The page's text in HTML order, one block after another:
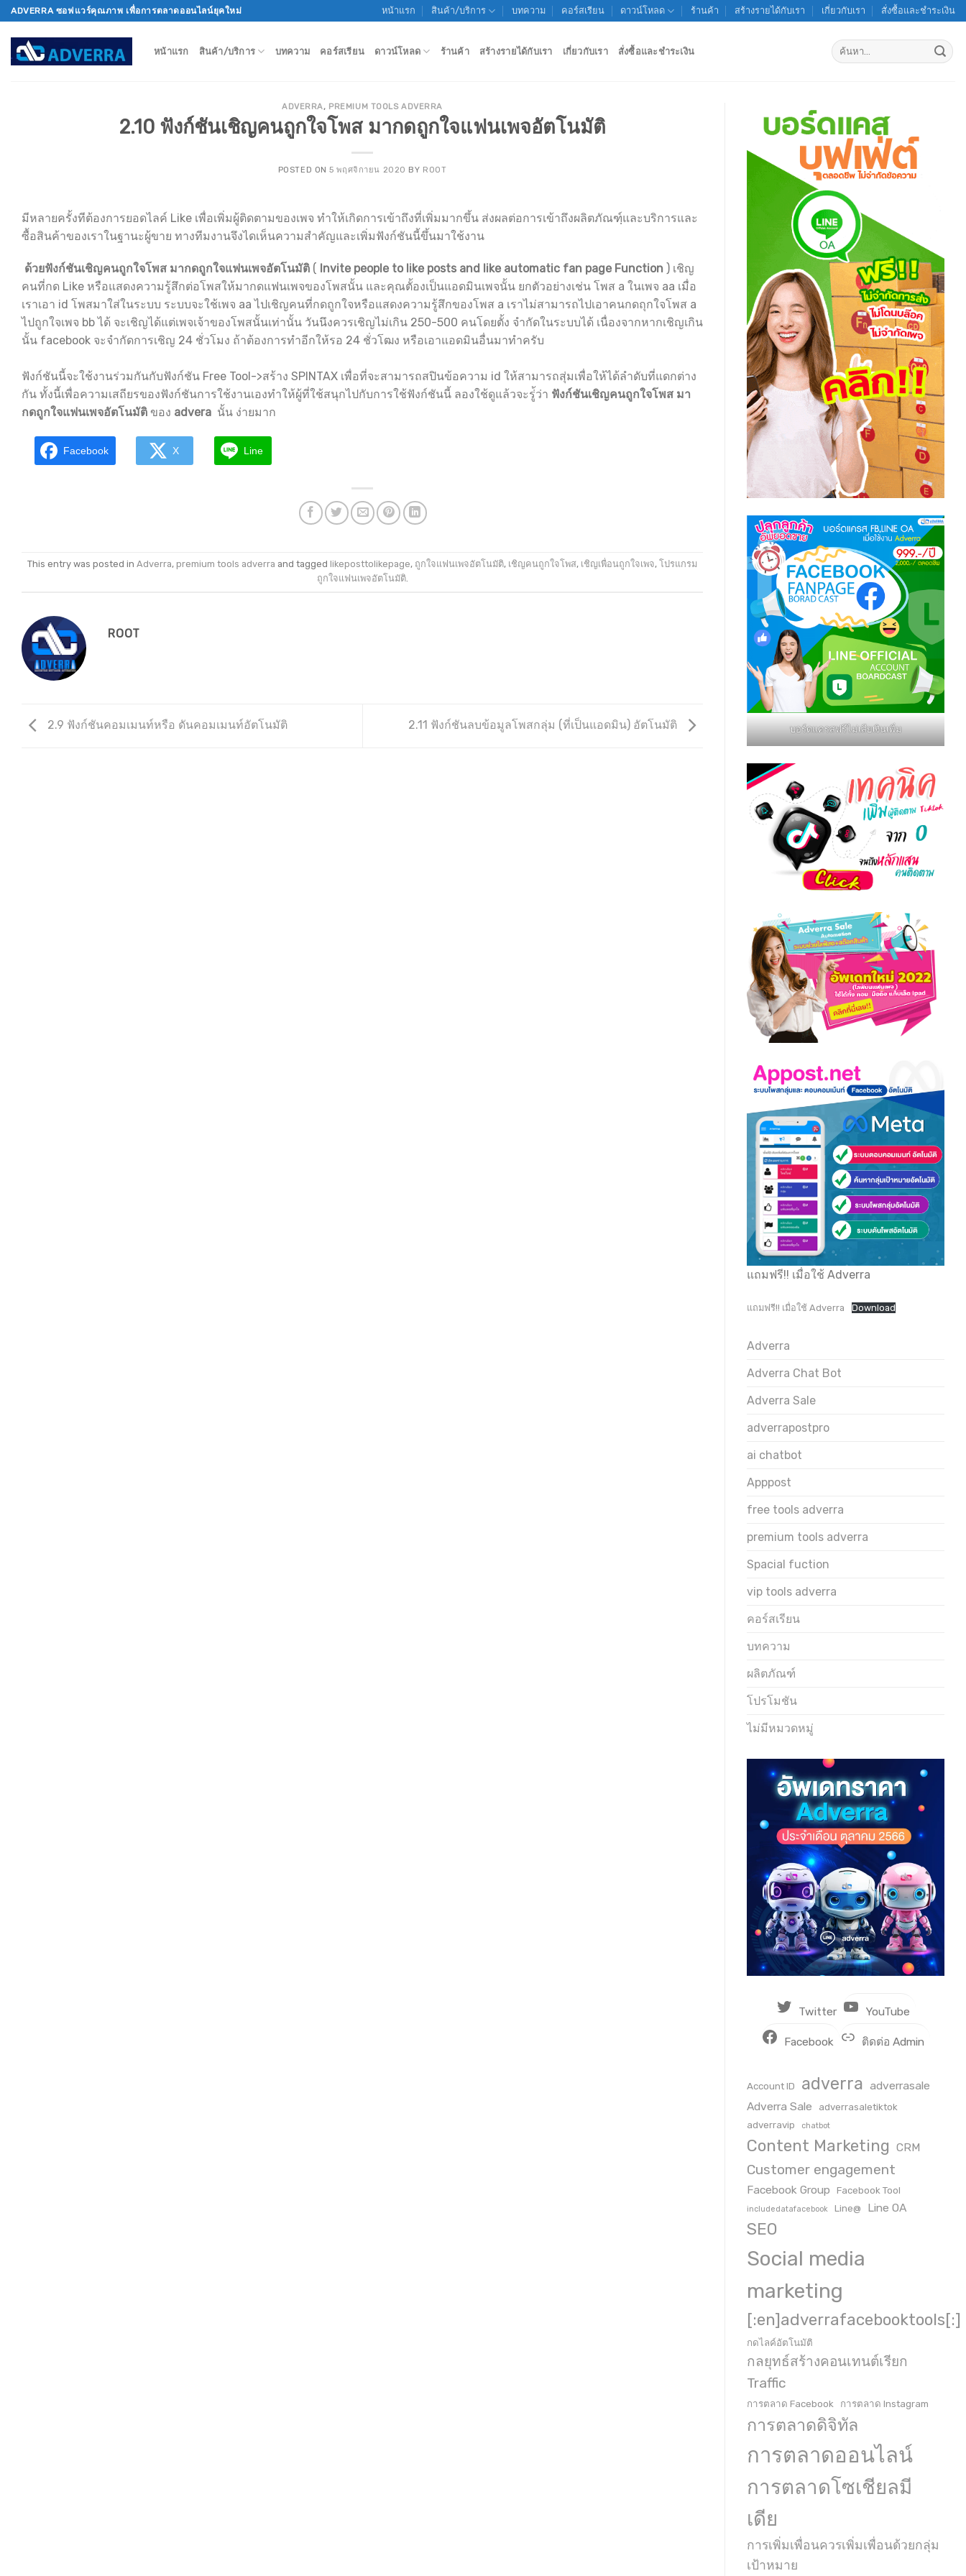
Skip
to
content
ADVERRA ซอฟแวร์คุณภาพ เพื่อการตลาดออนไลน์ยุคใหม่ หน้าแรก สินค้า/บริการ บทความ คอร์สเรียน ดาวน์โหลด ร้านค้า สร้างรายได้กับเรา เกี่ยวกับเรา สั่งซื้อและชำระเงิน
หน้าแรก สินค้า/บริการ บทความ คอร์สเรียน ดาวน์โหลด ร้านค้า สร้างรายได้กับเรา เกี่ยวกับเรา สั่งซื้อและชำระเงิน
ค้นหา:
ADVERRA, PREMIUM TOOLS ADVERRA
2.10 ฟังก์ชันเชิญคนถูกใจโพส มากดถูกใจแฟนเพจอัตโนมัติ
POSTED ON5 พฤศจิกายน 2020 BY ROOT
มีหลายครั้งทีต้องการยอดไลค์ Like เพื่อเพิ่มผู้ติดตามของเพจ ทำให้เกิดการเข้าถึงที่เพิ่มมากขึ้น ส่งผลต่อการเข้าถึงผลิตภัณฑฺ์และบริการและ
ซื้อสินค้าของเราในฐานะผู้ขาย ทางทีมงานจึงไดเห็นความสำคัญและเพิ่มฟังก์ชันนี้ขึ้นมาใช้งาน
ด้วยฟังก์ชันเชิญคนถูกใจโพส มากดถูกใจแฟนเพจอัตโนมัติ ( Invite people to like posts and like automatic fan page Function ) เชิญ
คนที่กด Like หรือแสดงความรู้สึกต่อโพสให้มากดแฟนเพจของโพสนั้น และคุณตั้องเป็นแอดมินเพจนั้น ยกตัวอย่างเช่น โพส a ในเพจ aa เมื่อ
เราเอา id โพสมาใส่ในระบบ ระบบจะใช้เพจ aa ไปเชิญคนที่กดถูกใจหรือแสดงความรู้สึกของโพส a เราไม่สามารถไปเอาคนกดถุกใจโพส a
ไปถูกใจเพจ bb ได้ จะเชิญได้แต่เพจเจ้าของโพสนั้นเท่านั้น วันนึงควรเชิญไม่เกิน 250-500 คนโดยตั้ง จำกัดในระบบได้ เนื่องจากหากเชิญเกิน
นั้น facebook จะจำกัดการเชิญ 24 ชั่วโมง ถ้าต้องการทำอีกให้รอ 24 ชั่วโฒง หรือเอาแอดมินอื่นมาทำครับ
ฟังก์ชันนี้จะใช้งานร่วมกันกับฟังก์ชัน Free Tool->สร้าง SPINTAX เพื่อที่จะสามารถสปินข้อความ id ให้สามารถสุ่มเพื่อให้ได้ลำดับที่แดกต่าง
กัน ทั้งนี้เพื่อความเสถียรของฟังก์ชันการใช้งานเองทำให้ผู้ที่ใช้สนุกไปกับการใช้ฟังก์ชันนี้ ลองใช้ดูแล้วจะรู่้ว่า ฟังก์ชันเชิญคนถูกใจโพส มา
กดถูกใจแฟนเพจอัตโนมัติ ของ advera นั้น ง่ายมาก
Facebook X Line
This entry was posted in Adverra, premium tools adverra and tagged likeposttolikepage, ถูกใจแฟนเพจอัตโนมัติ, เชิญคนถูกใจโพส, เชิญเพื่อนถูกใจเพจ, โปรแกรม
ถูกใจแฟนเพจอัตโนมัติ.
ROOT
2.9 ฟังก์ชันคอมเมนท์หรือ ดันคอมเมนท์อัตโนมัติ 2.11 ฟังก์ชันลบข้อมูลโพสกลุ่ม (ที่เป็นแอดมิน) อัตโนมัติ บอร์ดแครสฟรีไม่เสียเงินเพิ่ม
แถมฟรี!! เมื่อใช้ Adverra
แถมฟรี!! เมื่อใช้ Adverra Download
Adverra
Adverra Chat Bot
Adverra Sale
adverrapostpro
ai chatbot
Apppost
free tools adverra
premium tools adverra
Spacial fuction
vip tools adverra
คอร์สเรียน
บทความ
ผลิตภัณฑ์
โปรโมชัน
ไม่มีหมวดหมู่
Twitter YouTube
Facebook ติดต่อ Admin
Account ID adverra adverrasale
Adverra Sale
adverrasaletiktok
adverravip
chatbot
Content Marketing CRM
Customer engagement
Facebook Group Facebook Tool
includedatafacebook Line@ Line OA
SEO
Social media
marketing
[:en]adverrafacebooktools[:]
กดไลค์อัตโนมัติ
กลยุทธ์สร้างคอนเทนต์เรียก
Traffic
การตลาด Facebook การตลาด Instagram
การตลาดดิจิทัล
การตลาดออนไลน์
การตลาดโซเชียลมี
เดีย
การเพิ่มเพื่อนควรเพิ่มเพื่อนด้วยกลุ่ม
เป้าหมาย